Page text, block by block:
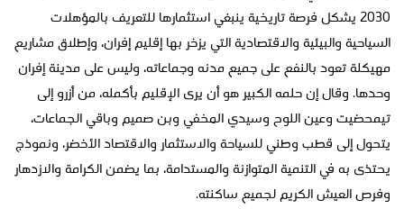
2030 يشكل فرصة تاريخية ينبغي استثمارها للتعريف بالمؤهلات
السياحية والبيئية والاقتصادية التي يزخر بها إقليم إفران، وإطلاق مشاريع
مهيكلة تعود بالنفع على جميع مدنه وجماعاته، وليس على مدينة إفران
وحدها. وقال إن حلمه الكبير هو أن يرى الإقليم بأكمله، من أزرو إلى
تيمحضيت وعين اللوح وسيدي المخفي وبن صميم وباقي الجماعات،
يتحول إلى قطب وطني للسياحة والاستثمار والاقتصاد الأخضر، ونموذج
يحتذى به في التنمية المتوازنة والمستدامة، بما يضمن الكرامة والازدهار
وفرص العيش الكريم لجميع ساكنته.